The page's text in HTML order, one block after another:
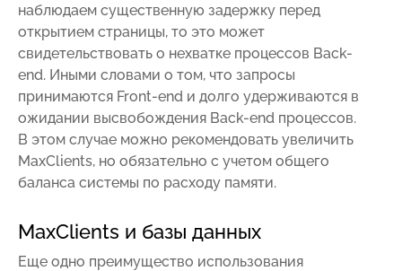
наблюдаем существенную задержку перед
открытием страницы, то это может
свидетельствовать о нехватке процессов Back-
end. Иными словами о том, что запросы
принимаются Front-end и долго удерживаются в
ожидании высвобождения Back-end процессов.
В этом случае можно рекомендовать увеличить
MaxClients, но обязательно с учетом общего
баланса системы по расходу памяти.
MaxClients и базы данных
Еще одно преимущество использования